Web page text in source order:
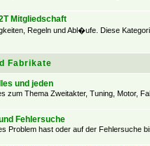
Mitgliedschaft
Regeln und Abl�ufe. Diese
Fabrikate
und jeden
zum Thema Zweitakter, Tuning, Motor,
Fehlersuche
Problem hast oder auf der Fehlersuche